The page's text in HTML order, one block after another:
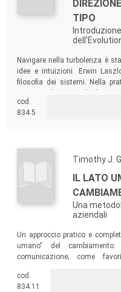
TIPO
Navigare nella turbolenza è
idee e intuizioni. Erwin
filosofia dei sistemi. Nella
guidare le imprese
porti della produttività e del
cod.
834.5
Timothy J.
IL LATO
Una
aziendali
Un approccio pratico e
umano" del
comunicazione; come
livelli, una leadership del
cod.
834.11